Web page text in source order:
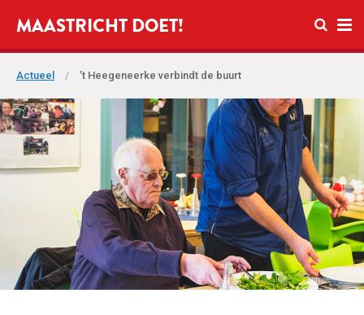
Open
MAASTRICHT DOET!
Actueel / ’t Heegeneerke verbindt de buurt